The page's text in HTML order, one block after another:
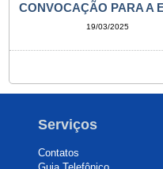
CONVOCAÇÃO PARA A
19/03/2025
Serviços
Contatos